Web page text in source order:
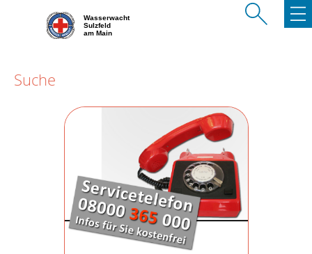
Wasserwacht
Sulzfeld
am Main
Suche